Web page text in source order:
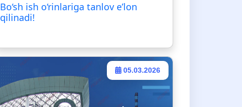
Bo‘sh ish o‘rinlariga tanlov e’lon
qilinadi!
05.03.2026